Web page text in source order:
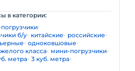
в категории:
б/у китайские
российские
одноковшовые
класса
мини-погрузчики
метра 3 куб. метра